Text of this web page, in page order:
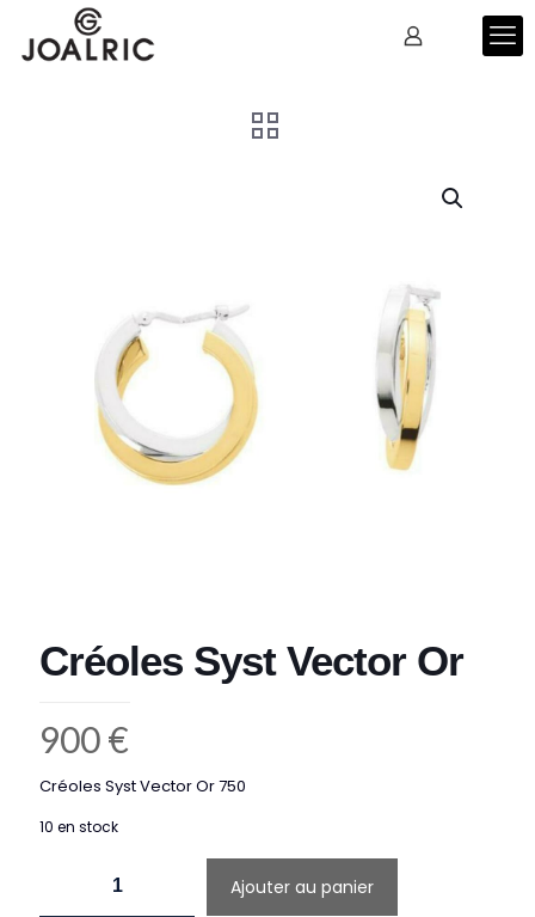
Créoles Syst Vector Or
900€
Créoles Syst Vector Or 750
10 en stock
Créoles
Ajouter au panier